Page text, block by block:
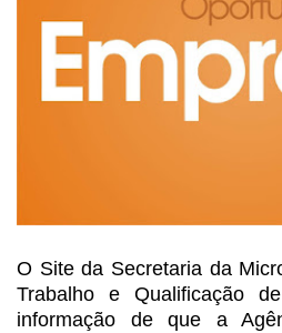
O Site da Secretaria da
Trabalho e Qualificação
informação deque a